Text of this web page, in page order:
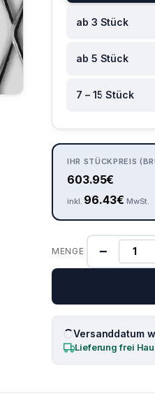
ab 3 Stück
ab 5 Stück
7 – 15 Stück
IHR STÜCKPREIS
603.95€
inkl. 96.43€ MwSt.
MENGE −
Versanddatum
Lieferung frei